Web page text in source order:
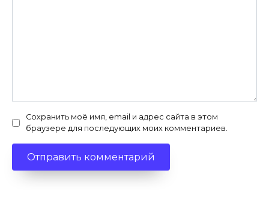
Сохранить моё имя, email и адрес сайта в этом
браузере для последующих моих комментариев.